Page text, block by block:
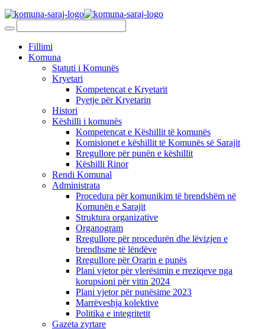
Fillimi
Komuna
Statuti i Komunës
Kryetari
Kompetencat e Kryetarit
Pyetje për Kryetarin
Histori
Këshilli i komunës
Kompetencat e Këshillit të komunës
Komisionet e këshillit të Komunës së Sarajit
Rregullore për punën e këshillit
Këshilli Rinor
Rendi Komunal
Administrata
Procedura për komunikim të brendshëm në
Komunën e Sarajit
Struktura organizative
Organogram
Rregullore për procedurën dhe lëvizjen e
brendhsme të lëndëve
Rregullore për Orarin e punës
Plani vjetor për vlerësimin e rreziqeve nga
korupsioni për vitin 2024
Plani vjetor për punësime 2023
Marrëveshja kolektive
Politika e integritetit
Gazeta zyrtare